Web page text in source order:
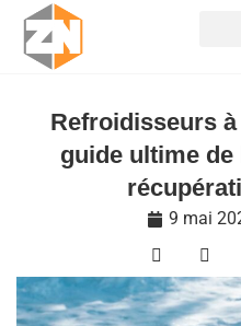
Skip
content
Refroidisseurs
guide ultime
9 mai